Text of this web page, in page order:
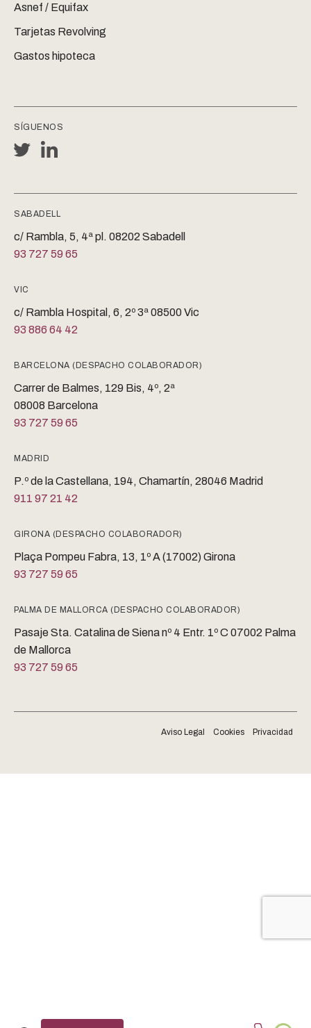
Asnef / Equifax
Tarjetas Revolving
Gastos hipoteca
SÍGUENOS
SABADELL
c/ Rambla, 5, 4ª pl. 08202 Sabadell
93 727 59 65
VIC
c/ Rambla Hospital, 6, 2º 3ª 08500 Vic
93 886 64 42
BARCELONA (DESPACHO COLABORADOR)
Carrer de Balmes, 129 Bis, 4º, 2ª
08008 Barcelona
93 727 59 65
MADRID
P.º de la Castellana, 194, Chamartín, 28046 Madrid
911 97 21 42
GIRONA (DESPACHO COLABORADOR)
Plaça Pompeu Fabra, 13, 1º A (17002) Girona
93 727 59 65
PALMA DE MALLORCA (DESPACHO COLABORADOR)
Pasaje Sta. Catalina de Siena nº 4 Entr. 1º C 07002 Palma
de Mallorca
93 727 59 65
Aviso Legal Cookies Privacidad